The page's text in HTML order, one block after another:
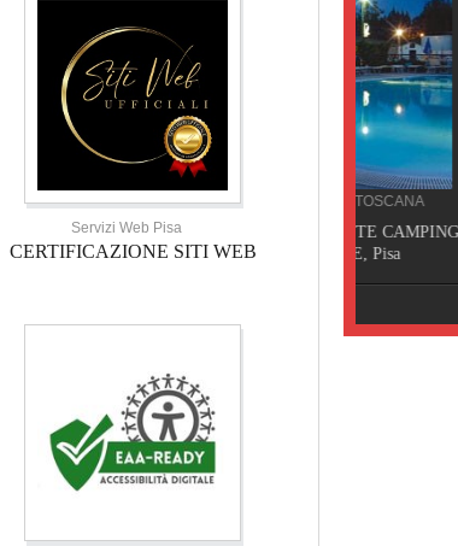
Servizi Web Pisa
CERTIFICAZIONE SITI WEB
CAMPEGGIO TOSCANA
TORRE PENDENTE CAMPING
VILLAGE, Pisa